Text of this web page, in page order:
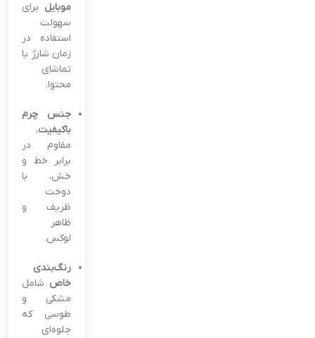
موبایل برای
سهولت
استفاده در
زمان شارژ یا
تماشای
محتوا.
جنس چرم
باکیفیت،
مقاوم در
برابر خط و
خش، با
دوخت
ظریف و
ظاهر
لوکس.
رنگ‌بندی
خاص شامل
مشکی و
طوسی که
جلوه‌ای